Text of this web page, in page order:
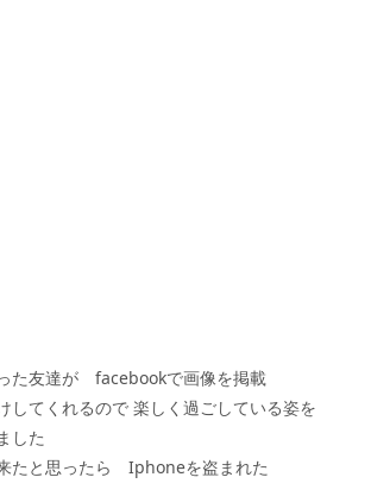
た友達が facebookで画像を掲載
してくれるので 楽しく過ごしている姿を
した
たと思ったら Iphoneを盗まれた